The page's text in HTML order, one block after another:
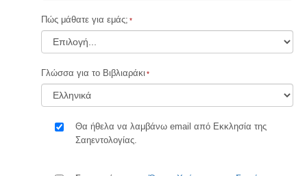
Πώς μάθατε για εμάς;
Γλώσσα για το Βιβλιαράκι
Θα ήθελα να λαμβάνω email από Εκκλησία της
Σαηεντολογίας.